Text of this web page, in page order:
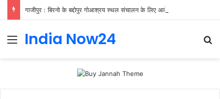
गाजीपुर : बिरनो के बद्दोपुर गोआश्रय स्थल संचालन के लिए आवेदन आमंत्रित
India Now24